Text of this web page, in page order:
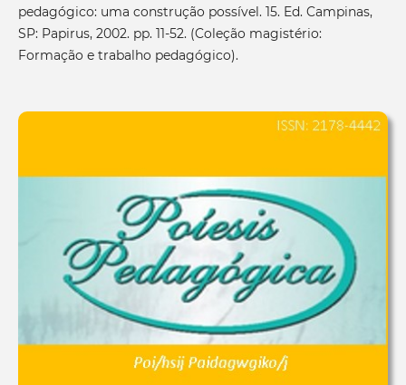
pedagógico: uma construção possível. 15. Ed. Campinas,
SP: Papirus, 2002. pp. 11-52. (Coleção magistério:
Formação e trabalho pedagógico).